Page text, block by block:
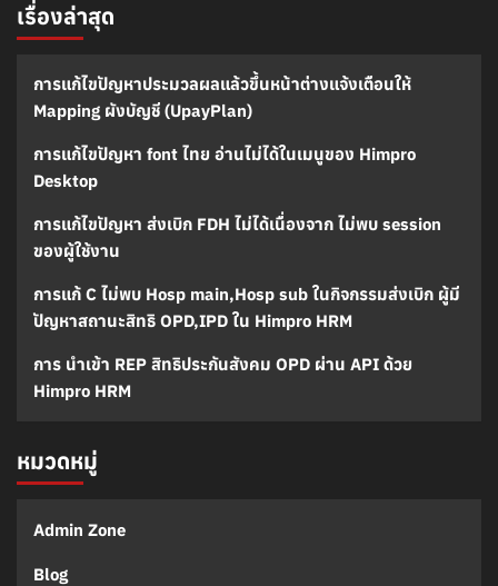
เรื่องล่าสุด
การแก้ไขปัญหาประมวลผลแล้วขึ้นหน้าต่างแจ้งเตือนให้
Mapping ผังบัญชี (UpayPlan)
การแก้ไขปัญหา font ไทย อ่านไม่ได้ในเมนูของ Himpro
Desktop
การแก้ไขปัญหา ส่งเบิก FDH ไม่ได้เนื่องจาก ไม่พบ session
ของผู้ใช้งาน
การแก้ C ไม่พบ Hosp main,Hosp sub ในกิจกรรมส่งเบิก ผู้มี
ปัญหาสถานะสิทธิ OPD,IPD ใน Himpro HRM
การ นำเข้า REP สิทธิประกันสังคม OPD ผ่าน API ด้วย
Himpro HRM
หมวดหมู่
Admin Zone
Blog